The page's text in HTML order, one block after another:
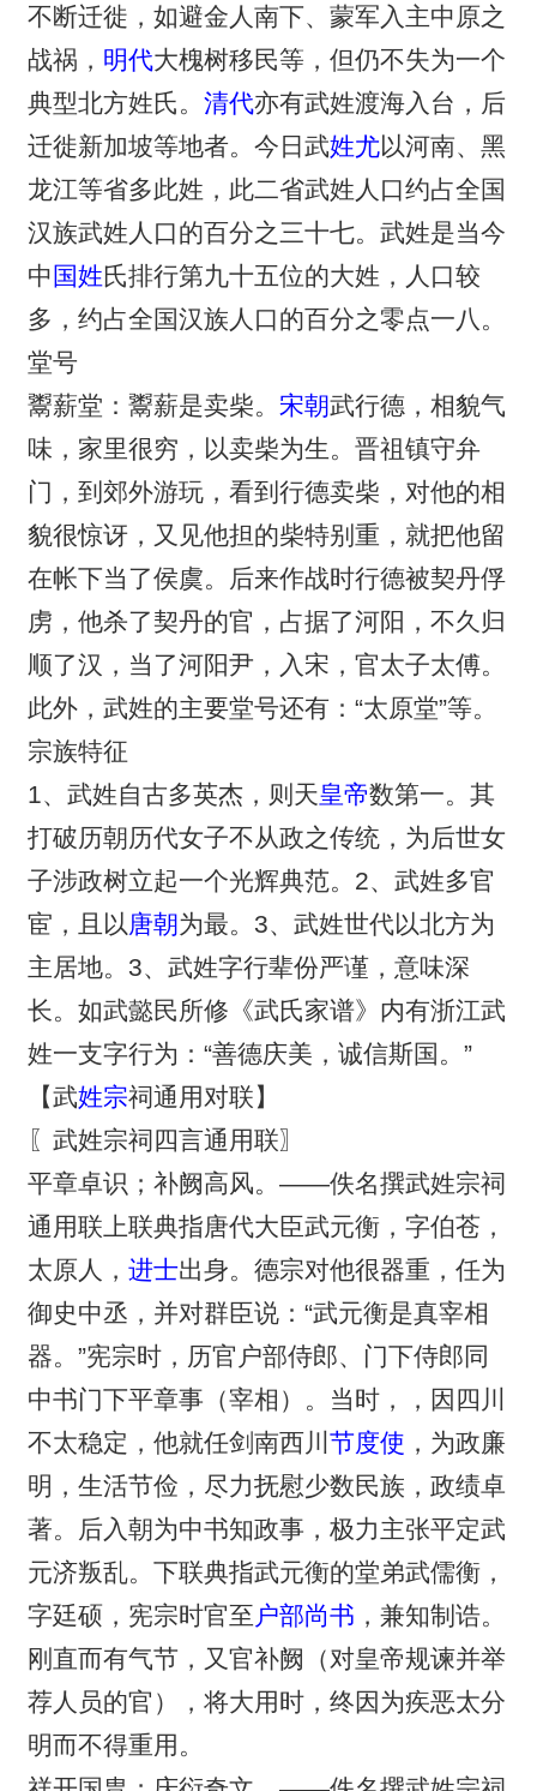
不断迁徙，如避金人南下、蒙军入主中原之
战祸， 明代大槐树移民等，但仍不失为一个
典型北方姓氏。 清代亦有武姓渡海入台，后
迁徙新加坡等地者。今日武姓尤以河南、黑
龙江等省多此姓，此二省武姓人口约占全国
汉族武姓人口的百分之三十七。武姓是当今
中 国姓氏排行第九十五位的大姓，人口较
多，约占全国汉族人口的百分之零点一八。
堂号
鬻薪堂：鬻薪是卖柴。 宋朝武行德，相貌气
味，家里很穷，以卖柴为生。晋祖镇守弁
门，到郊外游玩，看到行德卖柴，对他的相
貌很惊讶，又见他担的柴特别重，就把他留
在帐下当了侯虞。后来作战时行德被契丹俘
虏，他杀了契丹的官，占据了河阳，不久归
顺了汉，当了河阳尹，入宋，官太子太傅。
此外，武姓的主要堂号还有：“太原堂”等。
宗族特征
1、武姓自古多英杰，则天皇帝数第一。其
打破历朝历代女子不从政之传统，为后世女
子涉政树立起一个光辉典范。2、武姓多官
宦，且以唐朝为最。3、武姓世代以北方为
主居地。3、武姓字行辈份严谨，意味深
长。如武懿民所修《武氏家谱》内有浙江武
姓一支字行为：“善德庆美，诚信斯国。”
【武姓宗祠通用对联】
〖武姓宗祠四言通用联〗
平章卓识；补阙高风。——佚名撰武姓宗祠
通用联上联典指唐代大臣武元衡，字伯苍，
太原人， 进士出身。德宗对他很器重，任为
御史中丞，并对群臣说：“武元衡是真宰相
器。”宪宗时，历官户部侍郎、门下侍郎同
中书门下平章事（宰相）。当时，，因四川
不太稳定，他就任剑南西川 节度使 ，为政廉
明，生活节俭，尽力抚慰少数民族，政绩卓
著。后入朝为中书知政事，极力主张平定武
元济叛乱。下联典指武元衡的堂弟武儒衡，
字廷硕，宪宗时官至 户部尚书 ，兼知制诰。
刚直而有气节，又官补阙（对皇帝规谏并举
荐人员的官），将大用时，终因为疾恶太分
明而不得重用。